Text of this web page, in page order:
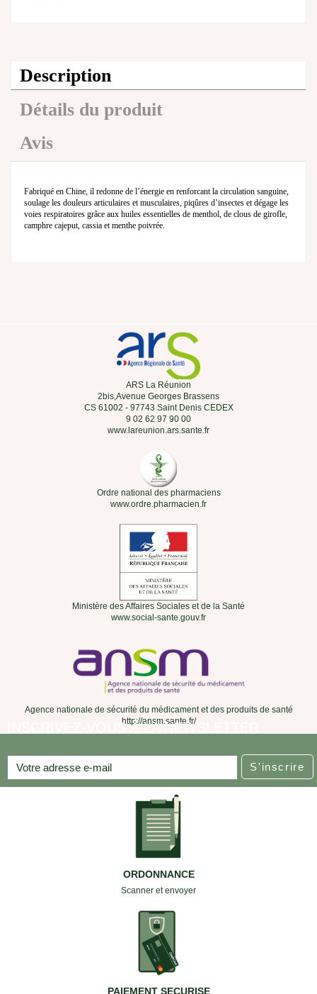
Description
Détails du produit
Avis
Fabriqué en Chine, il redonne de l’énergie en renforcant la circulation sanguine,
soulage les douleurs articulaires et musculaires, piqûres d’insectes et dégage les
voies respiratoires grâce aux huiles essentielles de menthol, de clous de girofle,
camphre cajeput, cassia et menthe poivrée.
ARS La Réunion
2bis,Avenue Georges Brassens
CS 61002 - 97743 Saint Denis CEDEX
9 02 62 97 90 00
www.lareunion.ars.sante.fr
Ordre national des pharmaciens
www.ordre.pharmacien.fr
Ministère des Affaires Sociales et de la Santé
www.social-sante.gouv.fr
Agence nationale de sécurité du médicament et des produits de santé
http://ansm.sante.fr/
INSCRIVEZ-VOUS À LA NEWSLETTER
S'inscrire
ORDONNANCE
Scanner et envoyer
PAIEMENT SECURISE